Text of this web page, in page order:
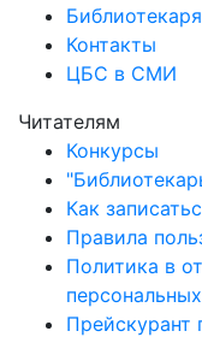
Контакты
ЦБС в СМИ
Читателям
Конкурсы
Как
Правила
Политика в
Прейскурант